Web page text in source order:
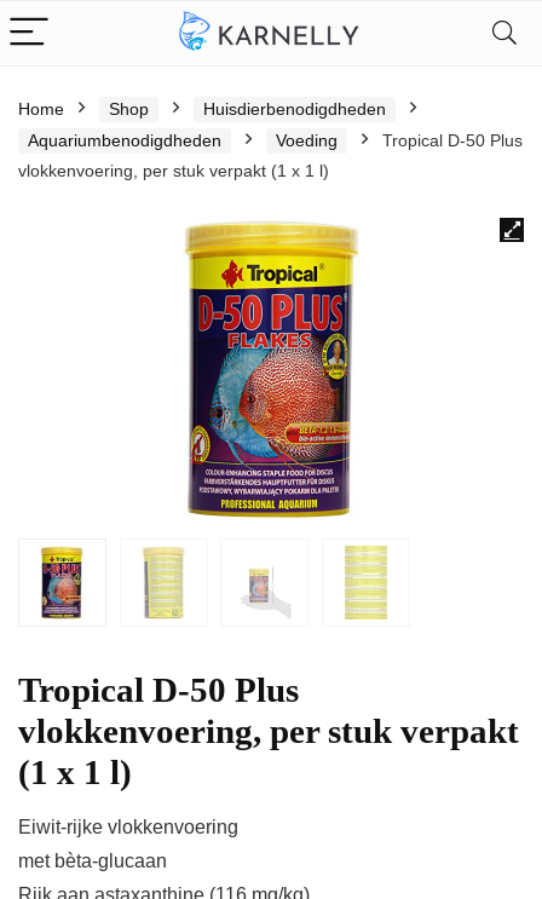
Home Shop
Huisdierbenodigdheden
Aquariumbenodigdheden
Voeding
Tropical D-50 Plus
vlokkenvoering, per stuk verpakt (1 x 1 l)
Tropical D-50 Plus
vlokkenvoering, per stuk verpakt
(1 x 1 l)
Eiwit-rijke vlokkenvoering
met bèta-glucaan